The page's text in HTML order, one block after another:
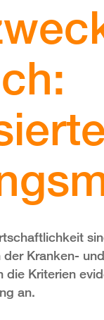
Kranken-
Kriterien
an.